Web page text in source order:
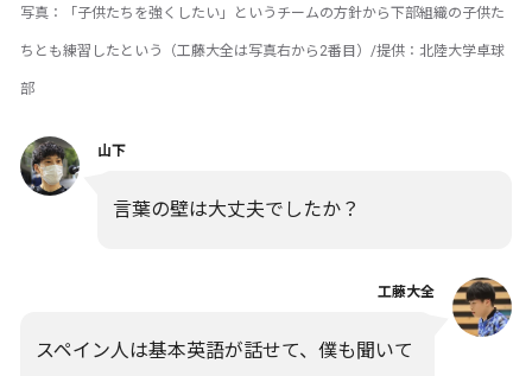
写真：「子供たちを強くしたい」というチームの方針から下部組織の子供た
ちとも練習したという（工藤大全は写真右から2番目）/提供：北陸大学卓球
部
山下
言葉の壁は大丈夫でしたか？
工藤大全
スペイン人は基本英語が話せて、僕も聞いて